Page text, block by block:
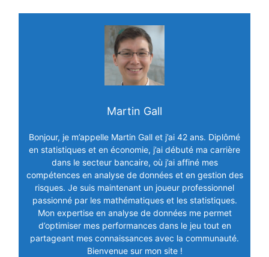
Martin Gall
Bonjour, je m’appelle Martin Gall et j’ai 42 ans. Diplômé
en statistiques et en économie, j’ai débuté ma carrière
dans le secteur bancaire, où j’ai affiné mes
compétences en analyse de données et en gestion des
risques. Je suis maintenant un joueur professionnel
passionné par les mathématiques et les statistiques.
Mon expertise en analyse de données me permet
d’optimiser mes performances dans le jeu tout en
partageant mes connaissances avec la communauté.
Bienvenue sur mon site !